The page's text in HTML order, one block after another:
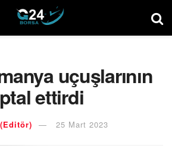
uçuşlarının
ettirdi
25 Mart 2023